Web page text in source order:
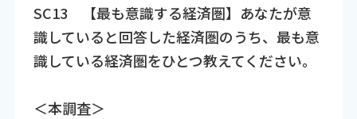
SC13 【最も意識する経済圏】あなたが意
識していると回答した経済圏のうち、最も意
識している経済圏をひとつ教えてください。
＜本調査＞